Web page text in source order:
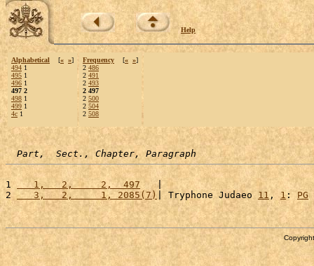
Help
Alphabetical [« »]
494 1
495 1
496 1
497 2
498 1
499 1
4c 1
Frequency [« »]
2 486
2 491
2 493
2 497
2 500
2 504
2 508
Part,  Sect., Chapter, Paragraph
1
   1,   2,     2,  497
2
   3,   2,     1, 2085(7)
| Tryphone Judaeo 11 , 1: PG